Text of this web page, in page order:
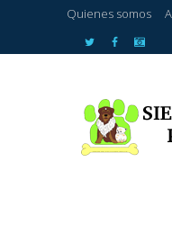
Quienes somos